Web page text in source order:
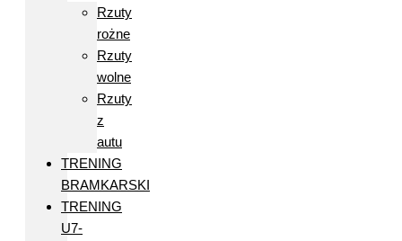
Rzuty
rożne
Rzuty
wolne
Rzuty
z
autu
TRENING
BRAMKARSKI
TRENING
U7-